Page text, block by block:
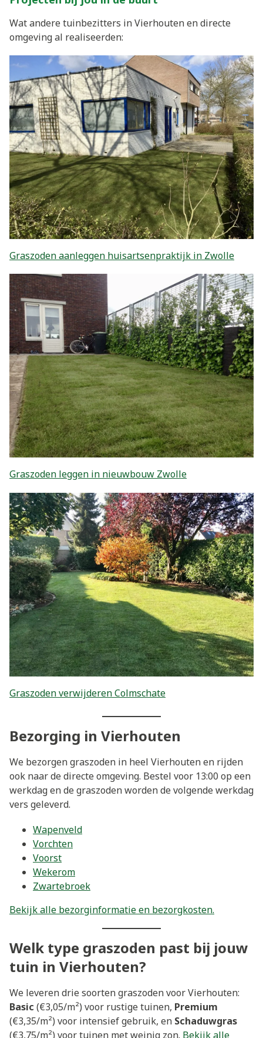
Wat andere tuinbezitters in Vierhouten en directe
omgeving al realiseerden:
Graszoden aanleggen huisartsenpraktijk in Zwolle
Graszoden leggen in nieuwbouw Zwolle
Graszoden verwijderen Colmschate
Bezorging in Vierhouten
We bezorgen graszoden in heel Vierhouten en rijden
ook naar de directe omgeving. Bestel voor 13:00 op een
werkdag en de graszoden worden de volgende werkdag
vers geleverd.
Wapenveld
Vorchten
Voorst
Wekerom
Zwartebroek
Bekijk alle bezorginformatie en bezorgkosten.
Welk type graszoden past bij jouw
tuin in Vierhouten?
We leveren drie soorten graszoden voor Vierhouten:
Basic (€3,05/m²) voor rustige tuinen, Premium
(€3,35/m²) voor intensief gebruik, en Schaduwgras
(€3,75/m²) voor tuinen met weinig zon. Bekijk alle